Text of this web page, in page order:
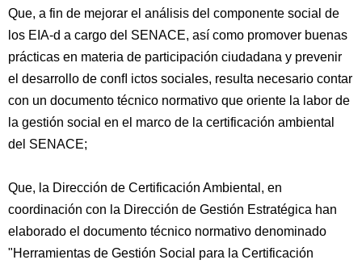
Que, a fin de mejorar el análisis del componente social de
los EIA-d a cargo del SENACE, así como promover buenas
prácticas en materia de participación ciudadana y prevenir
el desarrollo de conﬂ ictos sociales, resulta necesario contar
con un documento técnico normativo que oriente la labor de
la gestión social en el marco de la certificación ambiental
del SENACE;
Que, la Dirección de Certificación Ambiental, en
coordinación con la Dirección de Gestión Estratégica han
elaborado el documento técnico normativo denominado
"Herramientas de Gestión Social para la Certificación